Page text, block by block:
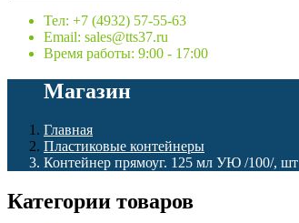
Тел: +7 (4932) 57-55-63
Email: sales@tts37.ru
Время работы: 9:00 - 17:00
Магазин
Главная
Пластиковые контейнеры
Контейнер прямоуг. 125 мл УЮ /100/, шт
Категории товаров